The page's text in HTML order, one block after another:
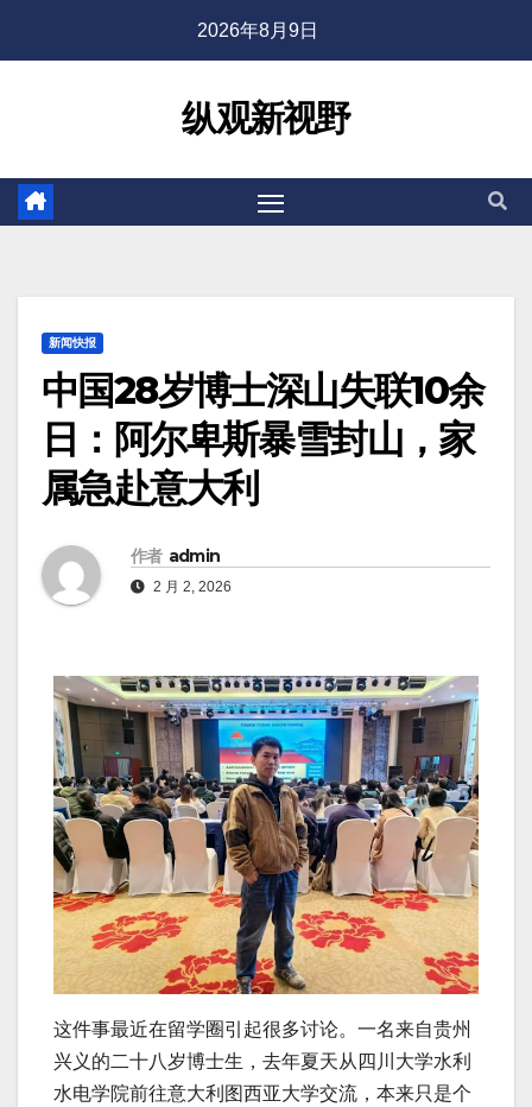
2026年8月9日
纵观新视野
新闻快报
中国28岁博士深山失联10余
日：阿尔卑斯暴雪封山，家
属急赴意大利
作者 admin
2 月 2, 2026
这件事最近在留学圈引起很多讨论。一名来自贵州
兴义的二十八岁博士生，去年夏天从四川大学水利
水电学院前往意大利图西亚大学交流，本来只是个